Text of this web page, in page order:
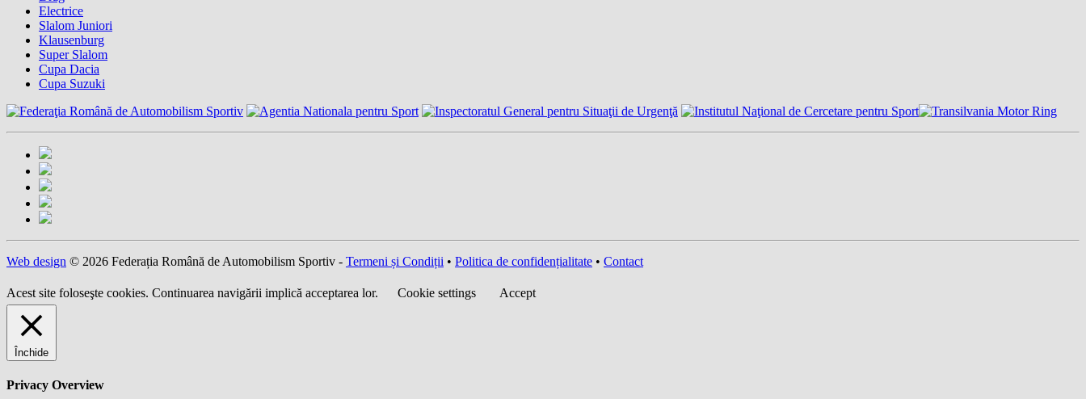
Electrice
Slalom Juniori
Klausenburg
Super Slalom
Cupa Dacia
Cupa Suzuki
Web design © 2026 Federația Română de Automobilism Sportiv - Termeni și Condiții • Politica de confidențialitate • Contact
Acest site foloseşte cookies. Continuarea navigării implică acceptarea lor. Cookie settings Accept
Închide
Privacy Overview